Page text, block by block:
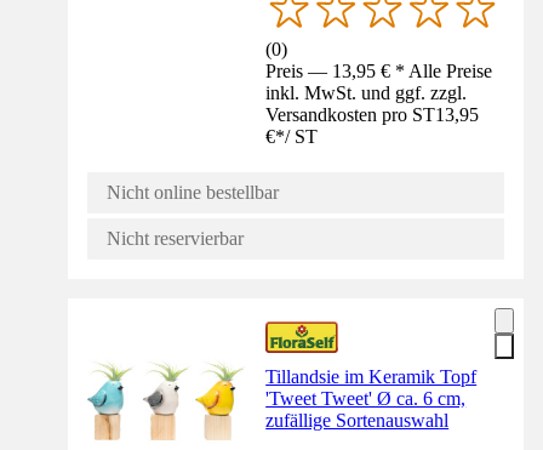
(0)
Preis — 13,95 € * Alle Preise
inkl. MwSt. und ggf. zzgl.
Versandkosten pro ST13,95
€*/ ST
Nicht online bestellbar
Nicht reservierbar
Tillandsie im Keramik Topf
'Tweet Tweet' Ø ca. 6 cm,
zufällige Sortenauswahl